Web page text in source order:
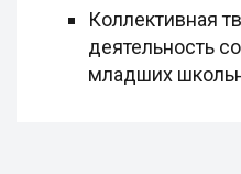
Коллективная
деятельность
младших